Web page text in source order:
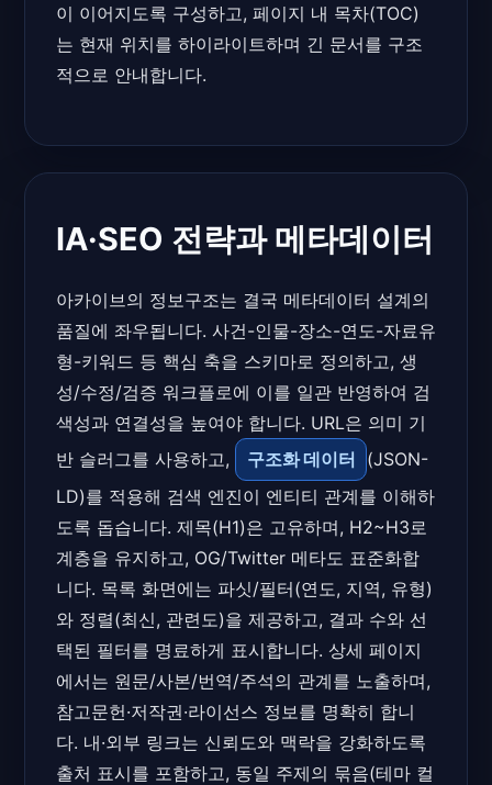
이 이어지도록 구성하고, 페이지 내 목차(TOC)
는 현재 위치를 하이라이트하며 긴 문서를 구조
적으로 안내합니다.
IA·SEO 전략과 메타데이터
아카이브의 정보구조는 결국 메타데이터 설계의
품질에 좌우됩니다. 사건-인물-장소-연도-자료유
형-키워드 등 핵심 축을 스키마로 정의하고, 생
성/수정/검증 워크플로에 이를 일관 반영하여 검
색성과 연결성을 높여야 합니다. URL은 의미 기
반 슬러그를 사용하고,
구조화 데이터
(JSON-
LD)를 적용해 검색 엔진이 엔티티 관계를 이해하
도록 돕습니다. 제목(H1)은 고유하며, H2~H3로
계층을 유지하고, OG/Twitter 메타도 표준화합
니다. 목록 화면에는 파싯/필터(연도, 지역, 유형)
와 정렬(최신, 관련도)을 제공하고, 결과 수와 선
택된 필터를 명료하게 표시합니다. 상세 페이지
에서는 원문/사본/번역/주석의 관계를 노출하며,
참고문헌·저작권·라이선스 정보를 명확히 합니
다. 내·외부 링크는 신뢰도와 맥락을 강화하도록
출처 표시를 포함하고, 동일 주제의 묶음(테마 컬